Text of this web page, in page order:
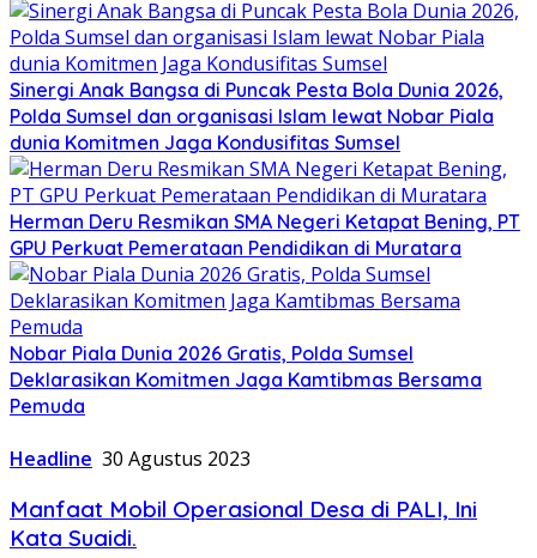
Sinergi Anak Bangsa di Puncak Pesta Bola Dunia 2026,
Polda Sumsel dan organisasi Islam lewat Nobar Piala
dunia Komitmen Jaga Kondusifitas Sumsel
Herman Deru Resmikan SMA Negeri Ketapat Bening, PT
GPU Perkuat Pemerataan Pendidikan di Muratara
Nobar Piala Dunia 2026 Gratis, Polda Sumsel
Deklarasikan Komitmen Jaga Kamtibmas Bersama
Pemuda
Headline 30 Agustus 2023
Manfaat Mobil Operasional Desa di PALI, Ini
Kata Suaidi.